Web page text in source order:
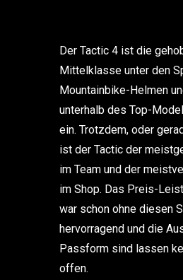
Der Tactic 4 ist die
Mittelklasse unter den
Mountainbike-Helmen
unterhalb des Top-
ein. Trotzdem, oder
ist der Tactic der
im Team und der
im Shop. Das Preis-
war schon ohne diesen
hervorragend und die
Passform sind lassen
offen.